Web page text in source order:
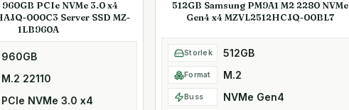
960GB PCIe NVMe 3.0 x4
000C3 Server SSD MZ-
1LB960A
960GB
M.2 22110
PCIe NVMe 3.0 x4
512GB Samsung PM9A1 M2 2280 NVMe
Gen4 x4 MZVL2512HCJQ-00BL7
Storlek 512GB
Format M.2
Buss NVMe Gen4